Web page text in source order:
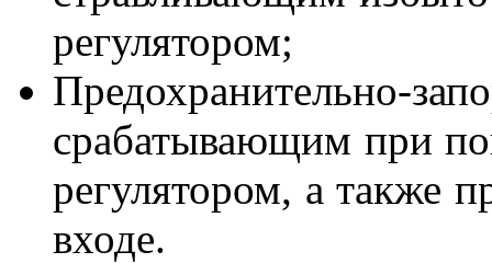
регулятором;
Предохранительно-
срабатывающим при
регулятором, а также
входе.